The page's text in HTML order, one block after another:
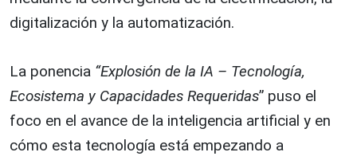
digitalización y la automatización.
La ponencia “Explosión de la IA – Tecnología,
Ecosistema y Capacidades Requeridas” puso el
foco en el avance de la inteligencia artificial y en
cómo esta tecnología está empezando a